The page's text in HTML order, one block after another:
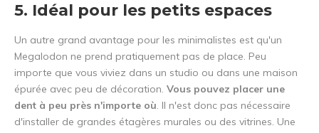
5. Idéal pour les petits espaces
Un autre grand avantage pour les minimalistes est qu'un
Megalodon ne prend pratiquement pas de place. Peu
importe que vous viviez dans un studio ou dans une maison
épurée avec peu de décoration. Vous pouvez placer une
dent à peu près n'importe où. Il n'est donc pas nécessaire
d'installer de grandes étagères murales ou des vitrines. Une